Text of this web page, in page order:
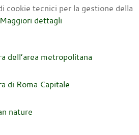
cookie tecnici per la gestione della
Maggiori dettagli
dell’area metropolitana
di Roma Capitale
nature